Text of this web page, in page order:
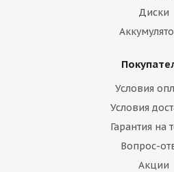
Диски
Условия
Условия
Гарантия на
Вопрос-
Акции